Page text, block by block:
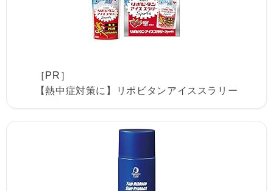
［PR］
【熱中症対策に】リポビタンアイススラリー